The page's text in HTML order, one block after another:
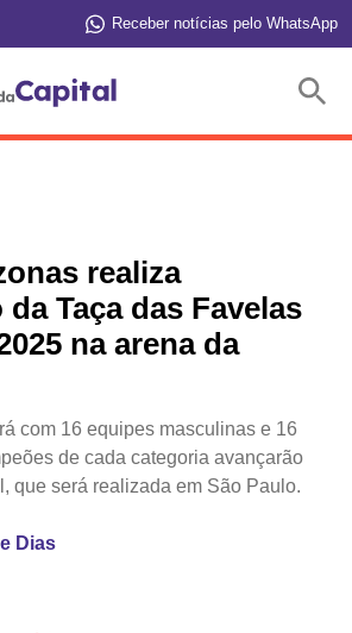
Receber notícias pelo WhatsApp
realiza
Taça das Favelas
na arena da
com 16 equipes masculinas e 16
de cada categoria avançarão
que será realizada em São Paulo.
Dias